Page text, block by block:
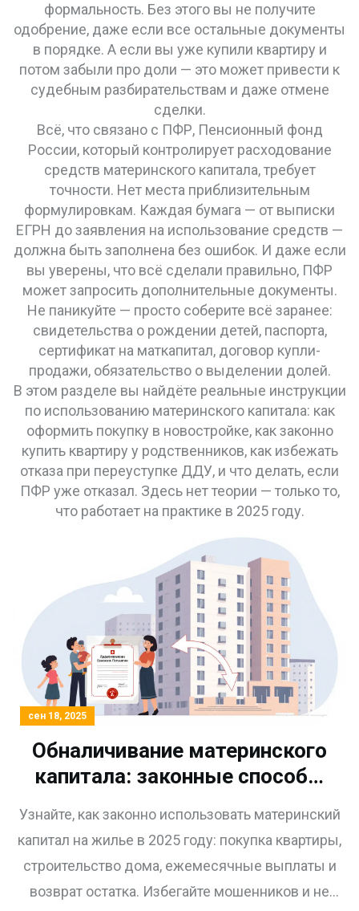
формальность. Без этого вы не получите
одобрение, даже если все остальные документы
в порядке. А если вы уже купили квартиру и
потом забыли про доли — это может привести к
судебным разбирательствам и даже отмене
сделки.
Всё, что связано с ПФР, Пенсионный фонд
России, который контролирует расходование
средств материнского капитала, требует
точности. Нет места приблизительным
формулировкам. Каждая бумага — от выписки
ЕГРН до заявления на использование средств —
должна быть заполнена без ошибок. И даже если
вы уверены, что всё сделали правильно, ПФР
может запросить дополнительные документы.
Не паникуйте — просто соберите всё заранее:
свидетельства о рождении детей, паспорта,
сертификат на маткапитал, договор купли-
продажи, обязательство о выделении долей.
В этом разделе вы найдёте реальные инструкции
по использованию материнского капитала: как
оформить покупку в новостройке, как законно
купить квартиру у родственников, как избежать
отказа при переуступке ДДУ, и что делать, если
ПФР уже отказал. Здесь нет теории — только то,
что работает на практике в 2025 году.
сен 18, 2025
Обналичивание материнского
капитала: законные способы
жилье в 2025 году
Узнайте, как законно использовать материнский
капитал на жилье в 2025 году: покупка квартиры,
строительство дома, ежемесячные выплаты и
возврат остатка. Избегайте мошенников и не